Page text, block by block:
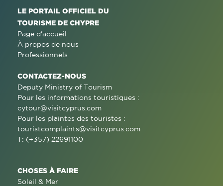
LE PORTAIL OFFICIEL DU
TOURISME DE CHYPRE
Page d'accueil
À propos de nous
Professionnels
CONTACTEZ-NOUS
Deputy Ministry of Tourism
Pour les informations touristiques :
cytour@visitcyprus.com
Pour les plaintes des touristes :
touristcomplaints@visitcyprus.com
T: (+357) 22691100
CHOSES À FAIRE
Soleil & Mer